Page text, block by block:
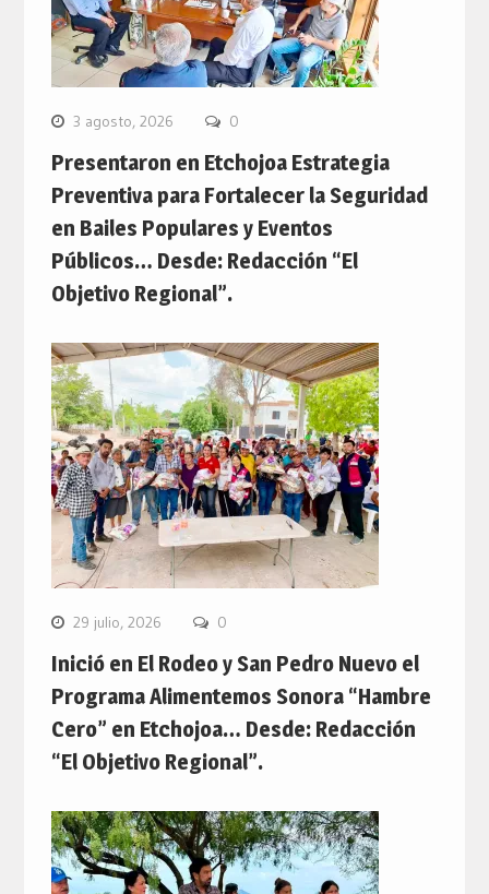
3 agosto, 2026 0
Presentaron en Etchojoa Estrategia
Preventiva para Fortalecer la Seguridad
en Bailes Populares y Eventos
Públicos… Desde: Redacción “El
Objetivo Regional”.
29 julio, 2026 0
Inició en El Rodeo y San Pedro Nuevo el
Programa Alimentemos Sonora “Hambre
Cero” en Etchojoa… Desde: Redacción
“El Objetivo Regional”.